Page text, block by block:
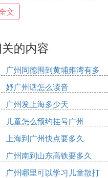
口黎姿村塔、方时灯楼-
暖的花朵。你将沐浴在
，带上你的朋友、亲人
的假期和周末。你怎么
呢？
文
的内容
广州同德围到黄埔雍湾有多
少公里
妤广州话怎么读音
广州发上海多少天
儿童怎么预约挂号广州
上海到广州快点要多久
广州南到山东高铁要多久
广州哪里可以学习儿童散打